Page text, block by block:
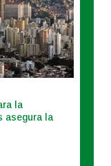
la
asegura la